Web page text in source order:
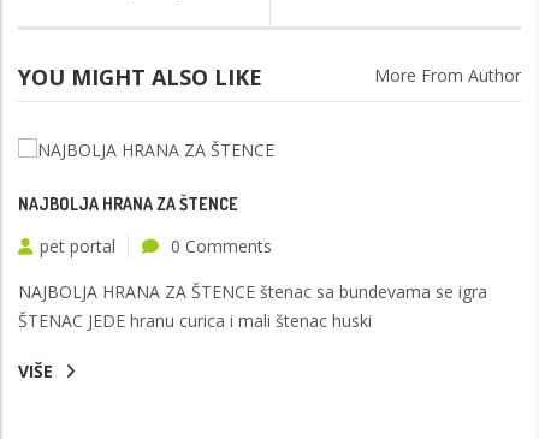
YOU MIGHT ALSO LIKE More From Author
NAJBOLJA HRANA ZA ŠTENCE
pet portal
0 Comments
NAJBOLJA HRANA ZA ŠTENCE štenac sa bundevama se igra
ŠTENAC JEDE hranu curica i mali štenac huski
VIŠE